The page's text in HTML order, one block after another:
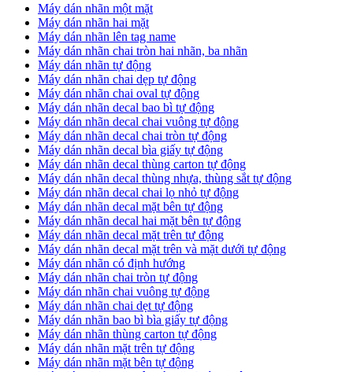
Máy dán nhãn một mặt
Máy dán nhãn hai mặt
Máy dán nhãn lên tag name
Máy dán nhãn chai tròn hai nhãn, ba nhãn
Máy dán nhãn tự động
Máy dán nhãn chai dẹp tự động
Máy dán nhãn chai oval tự động
Máy dán nhãn decal bao bì tự động
Máy dán nhãn decal chai vuông tự động
Máy dán nhãn decal chai tròn tự động
Máy dán nhãn decal bìa giấy tự động
Máy dán nhãn decal thùng carton tự động
Máy dán nhãn decal thùng nhựa, thùng sắt tự động
Máy dán nhãn decal chai lọ nhỏ tự động
Máy dán nhãn decal mặt bên tự động
Máy dán nhãn decal hai mặt bên tự động
Máy dán nhãn decal mặt trên tự động
Máy dán nhãn decal mặt trên và mặt dưới tự động
Máy dán nhãn có định hướng
Máy dán nhãn chai tròn tự động
​Máy dán nhãn chai vuông tự động
​Máy dán nhãn chai dẹt tự động
​Máy dán nhãn bao bì bìa giấy tự động
Máy dán nhãn thùng carton tự động
​Máy dán nhãn mặt trên tự động
​Máy dán nhãn mặt bên tự động